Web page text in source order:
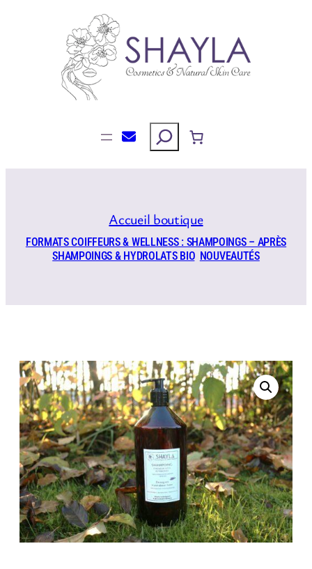
Rechercher
Accueil boutique
FORMATS COIFFEURS & WELLNESS : SHAMPOINGS – APRÈS
SHAMPOINGS & HYDROLATS BIO NOUVEAUTÉS